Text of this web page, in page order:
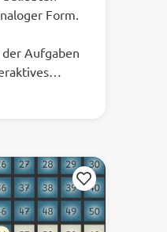
Form.
Aufgaben
Merken